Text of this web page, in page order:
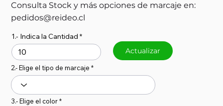
Consulta Stock y más opciones de marcaje en:
pedidos@reideo.cl
1.- Indica la Cantidad
Actualizar
2.- Elige el tipo de marcaje
3.- Elige el color